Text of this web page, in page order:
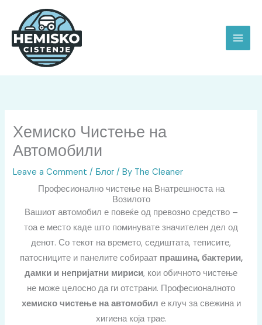
content
Хемиско Чистење на
Автомобили
Leave a Comment / Блог / By The Cleaner
Професионално чистење на Внатрешноста на
Возилото
Вашиот автомобил е повеќе од превозно средство –
тоа е место каде што поминувате значителен дел од
денот. Со текот на времето, седиштата, теписите,
патосниците и панелите собираат прашина, бактерии,
дамки и непријатни мириси, кои обичното чистење
не може целосно да ги отстрани. Професионалното
хемиско чистење на автомобил е клуч за свежина и
хигиена која трае.